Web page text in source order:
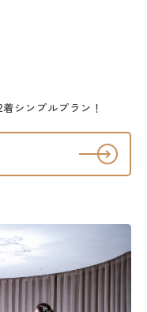
シンプルプラン！